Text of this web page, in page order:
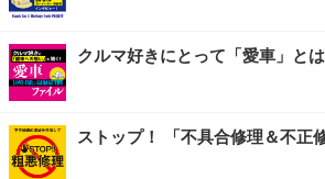
クルマ好きにとって「愛車」と
ストップ！ 「不具合修理＆不正